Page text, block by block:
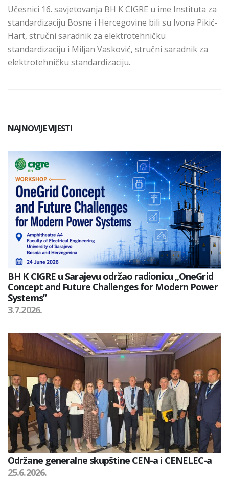
Učesnici 16. savjetovanja BH K CIGRE u ime Instituta za
standardizaciju Bosne i Hercegovine bili su Ivona Pikić-
Hart, stručni saradnik za elektrotehničku
standardizaciju i Miljan Vasković, stručni saradnik za
elektrotehničku standardizaciju.
NAJNOVIJE VIJESTI
BH K CIGRE u Sarajevu održao radionicu „OneGrid
Concept and Future Challenges for Modern Power
Systems”
3.7.2026.
Održane generalne skupštine CEN-a i CENELEC-a
25.6.2026.